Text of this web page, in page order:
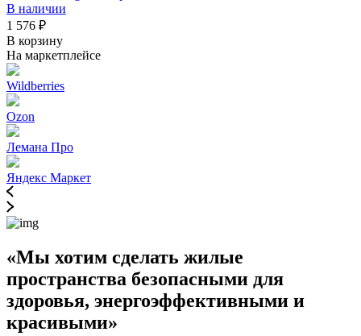
В наличии
1 576 ₽
В корзину
На маркетплейсе
Wildberries
Ozon
Лемана Про
Яндекс Маркет
«Мы хотим сделать жилые
пространства безопасными для
здоровья, энергоэффективными и
красивыми»